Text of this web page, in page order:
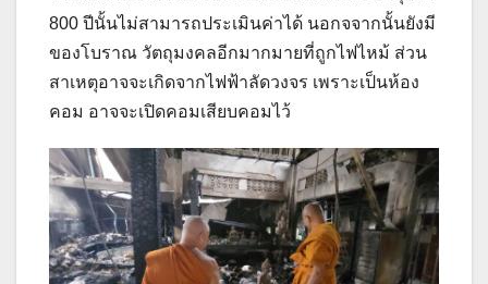
800 ปีนั้นไม่สามารถประเมินค่าได้ นอกจจากนั้นยังมี
ของโบราณ วัตถุมงคลอีกมากมายที่ถูกไฟไหม้ ส่วน
สาเหตุอาจจะเกิดจากไฟฟ้าลัดวงจร เพราะเป็นห้อง
คอม อาจจะเปิดคอมเสียบคอมไว้